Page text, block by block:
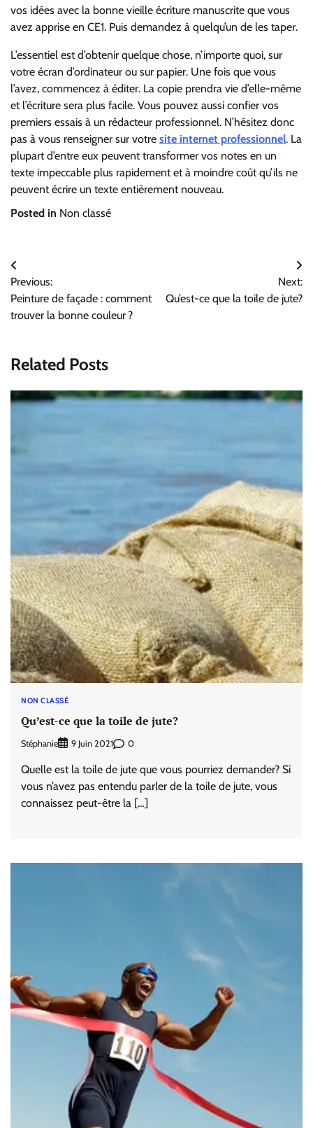
vos idées avec la bonne vieille écriture manuscrite que vous
avez apprise en CE1. Puis demandez à quelqu’un de les taper.
L’essentiel est d’obtenir quelque chose, n’importe quoi, sur
votre écran d’ordinateur ou sur papier. Une fois que vous
l’avez, commencez à éditer. La copie prendra vie d’elle-même
et l’écriture sera plus facile. Vous pouvez aussi confier vos
premiers essais à un rédacteur professionnel. N’hésitez donc
pas à vous renseigner sur votre site internet professionnel. La
plupart d’entre eux peuvent transformer vos notes en un
texte impeccable plus rapidement et à moindre coût qu’ils ne
peuvent écrire un texte entièrement nouveau.
Posted in Non classé
Navigation
de
l’article
Previous:
Peinture de façade : comment
trouver la bonne couleur ?
Next:
Qu’est-ce que la toile de jute?
Related Posts
NON CLASSÉ
Qu’est-ce que la toile de jute?
Stéphanie 9 Juin 2021 0
Quelle est la toile de jute que vous pourriez demander? Si
vous n’avez pas entendu parler de la toile de jute, vous
connaissez peut-être la […]